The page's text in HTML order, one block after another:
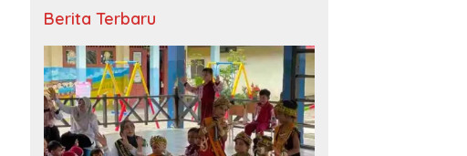
Berita Terbaru